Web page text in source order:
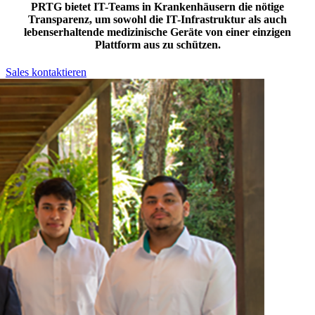
PRTG bietet IT-Teams in Krankenhäusern die nötige
Transparenz, um sowohl die IT-Infrastruktur als auch
lebenserhaltende medizinische Geräte von einer einzigen
Plattform aus zu schützen.
Sales kontaktieren